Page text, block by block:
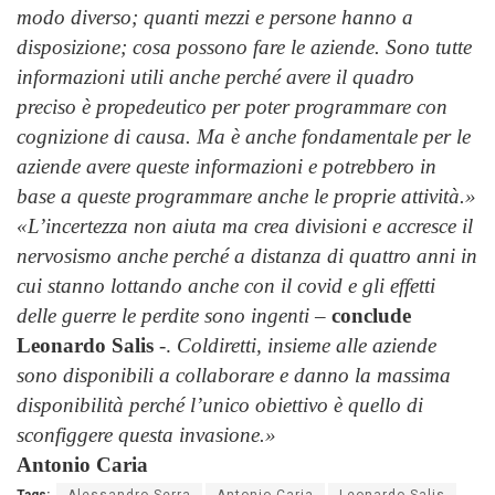
modo diverso; quanti mezzi e persone hanno a
disposizione; cosa possono fare le aziende. Sono tutte
informazioni utili anche perché avere il quadro
preciso è propedeutico per poter programmare con
cognizione di causa. Ma è anche fondamentale per le
aziende avere queste informazioni e potrebbero in
base a queste programmare anche le proprie attività.»
«L’incertezza non aiuta ma crea divisioni e accresce il
nervosismo anche perché a distanza di quattro anni in
cui stanno lottando anche con il covid e gli effetti
delle guerre le perdite sono ingenti – conclude
Leonardo Salis -. Coldiretti, insieme alle aziende
sono disponibili a collaborare e danno la massima
disponibilità perché l’unico obiettivo è quello di
sconfiggere questa invasione.»
Antonio Caria